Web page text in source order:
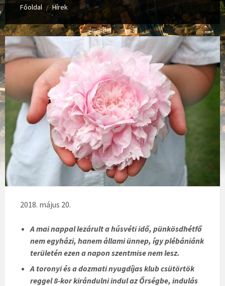
Főoldal / Hírek
2018. május 20.
A mai nappal lezárult a húsvéti idő, pünkösdhétfő
nem egyházi, hanem állami ünnep, így plébániánk
területén ezen a napon szentmise nem lesz.
A toronyi és a dozmati nyugdíjas klub csütörtök
reggel 8-kor kirándulni indul az Őrségbe, indulás